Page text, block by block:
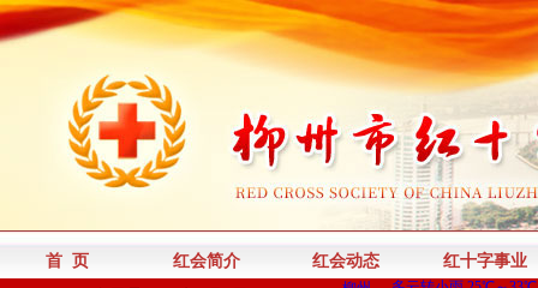
首 页 红会简介 红会动态
红十字事业